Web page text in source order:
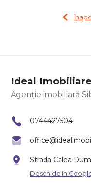
Ideal Imobiliare
Agenție imobiliară
0744427504
Strada Calea
Deschide în